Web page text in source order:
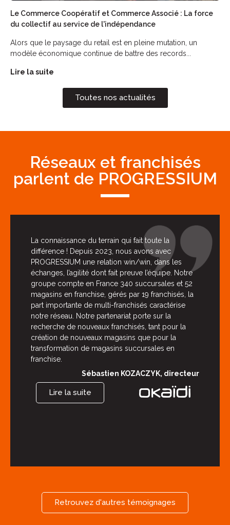
Le Commerce Coopératif et Commerce Associé : La force
du collectif au service de l'indépendance
Alors que le paysage du retail est en pleine mutation, un
modèle économique continue de battre des records...
Lire la suite
Toutes nos actualités
Réseaux et franchisés
parlent de PROGRESSIUM
La connaissance du terrain qui fait toute la
différence ! Depuis 2023, nous avons avec
PROGRESSIUM une relation win/win, dans les
échanges, l’agilité dont fait preuve l’équipe. Notre
groupe compte en France 340 succursales et 52
magasins en franchise, gérés par 19 franchisés, la
part importante de multi-franchisés caractérise
notre réseau. Notre partenariat porte sur la
recherche de nouveaux franchisés, tant pour la
création de nouveaux magasins que pour la
transformation de magasins succursales en
franchise.
Sébastien KOZACZYK, directeur
Lire la suite
Retrouvez d'autres témoignages